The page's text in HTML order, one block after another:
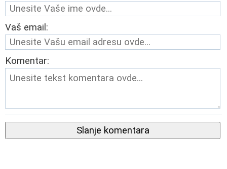
Vaš email:
Komentar:
Slanje komentara